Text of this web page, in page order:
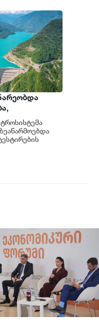
სრულად
მომხდარის
წევრი